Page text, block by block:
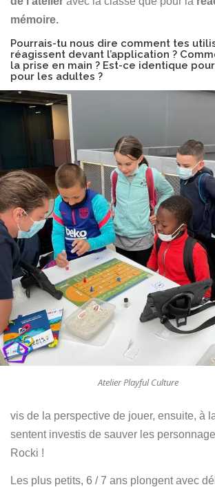
mémoire.
Pourrais-tu nous dire comment tes
réagissent devant l’application ?
la prise en main ? Est-ce identique
pour les adultes ?
Atelier Playful Culture
vis de la perspective de jouer, ensuite, à
sentent investis de sauver les
Rocki !
Les plus petits, 6 / 7 ans plongent avec